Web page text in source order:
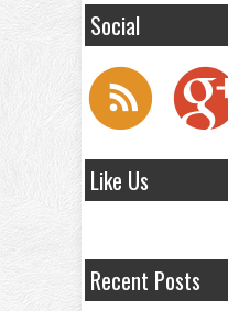
Social
Like Us
Recent Posts